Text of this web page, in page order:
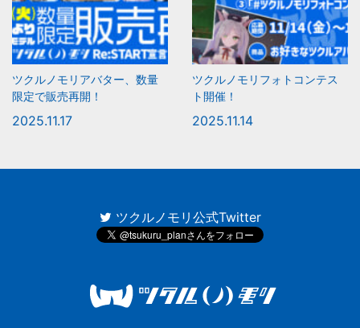
ツクルノモリアバター、数量
限定で販売再開！
2025.11.17
ツクルノモリフォトコンテス
ト開催！
2025.11.14
ツクルノモリ公式Twitter